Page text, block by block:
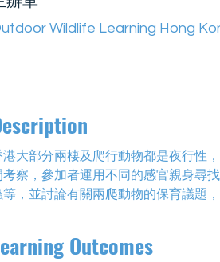
Wildlife Learning Hong
港大部分兩棲及爬行動物都是夜行性
考察，參加者運用不同的感官親身尋
等，並討論有關兩爬動物的保育議題
Outcomes